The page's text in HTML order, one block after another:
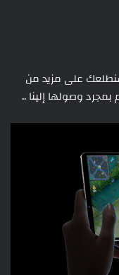
على مزيد من
بمجرد وصولها إلينا ..